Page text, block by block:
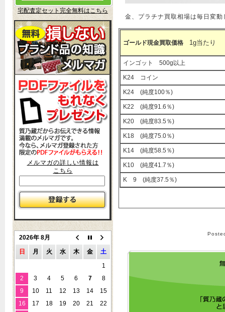
金、プラチナ買取相場は毎日変動
ゴールド現金買取価格 1g当たり
インゴット 500g以上
K24 コイン
K24 (純度100％)
K22 (純度91.6％)
K20 (純度83.5％)
K18 (純度75.0％)
K14 (純度58.5％)
K10 (純度41.7％)
K 9 (純度37.5％)
宅配査定セット完全無料はこちら
メルマガの詳しい情報は
こちら
2026年 8月
日
月 火 水 木 金
土
1
2
3 4 5 6 7
8
9
10 11 12 13 14
15
16
17 18 19 20 21
22